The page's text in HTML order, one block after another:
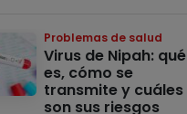
Problemas de salud
Virus de Nipah: qué
es, cómo se
transmite y cuáles
son sus riesgos